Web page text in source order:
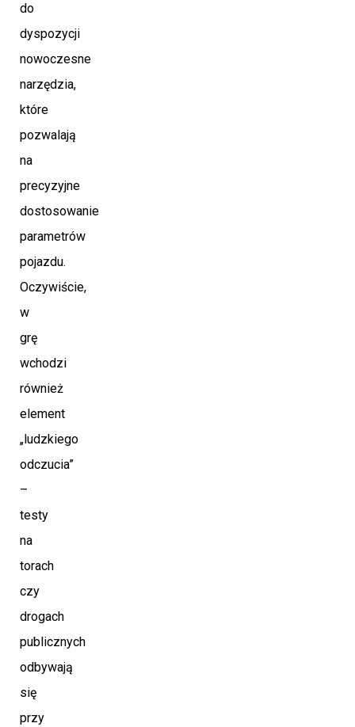
do
dyspozycji
nowoczesne
narzędzia,
które
pozwalają
na
precyzyjne
dostosowanie
parametrów
pojazdu.
Oczywiście,
w
grę
wchodzi
również
element
„ludzkiego
odczucia”
–
testy
na
torach
czy
drogach
publicznych
odbywają
się
przy